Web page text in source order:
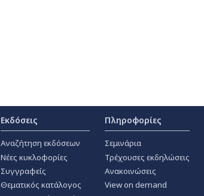
Εκδόσεις
Αναζήτηση εκδόσεων
Νέες κυκλοφορίες
Συγγραφείς
Θεματικός κατάλογος
Πληροφορίες
Σεμινάρια
Τρέχουσες εκδηλώσεις
Ανακοινώσεις
View on demand